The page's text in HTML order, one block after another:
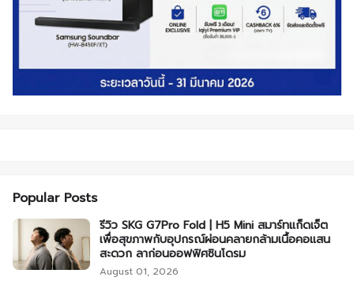
Popular Posts
รีวิว SKG G7Pro Fold | H5 Mini สมาร์ทแก็ดเจ็ต
เพื่อสุขภาพกับอุปกรณ์ผ่อนคลายกล้ามเนื้อคอแสน
สะดวก ลาก่อนออฟฟิศซินโดรม
August 01, 2026